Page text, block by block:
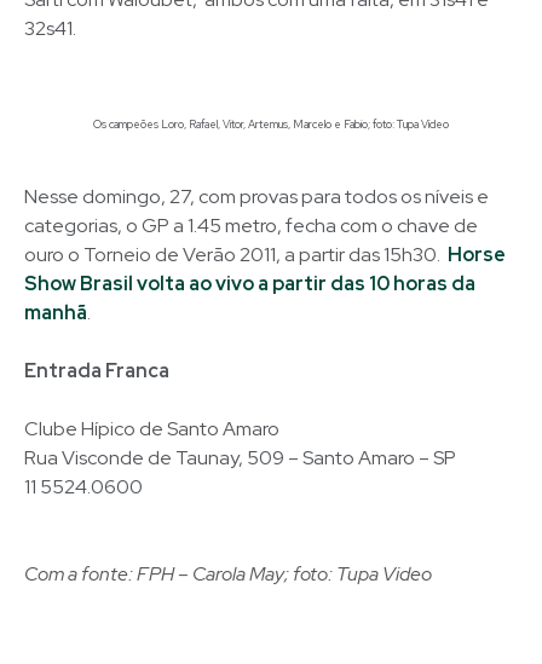
32s41.
Os campeões Loro, Rafael, Vitor, Artemus, Marcelo e Fabio; foto: Tupa Vídeo
Nesse domingo, 27, com provas para todos os níveis e
categorias, o GP a 1.45 metro, fecha com o chave de
ouro o Torneio de Verão 2011, a partir das 15h30. Horse
Show Brasil volta ao vivo a partir das 10 horas da
manhã.
Entrada Franca
Clube Hípico de Santo Amaro
Rua Visconde de Taunay, 509 – Santo Amaro – SP
11 5524.0600
Com a fonte: FPH – Carola May; foto: Tupa Video